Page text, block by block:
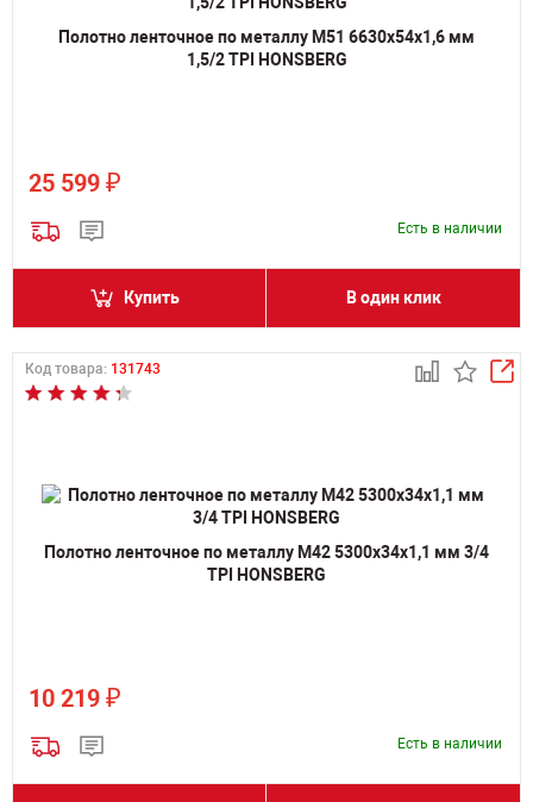
Полотно ленточное по металлу M51 6630х54х1,6 мм
1,5/2 TPI HONSBERG
25 599 ₽
Есть в наличии
Купить В один клик
Код товара: 131743
Полотно ленточное по металлу M42 5300х34х1,1 мм 3/4
TPI HONSBERG
10 219 ₽
Есть в наличии